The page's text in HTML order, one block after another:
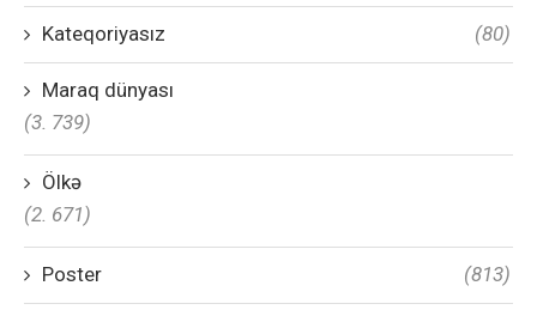
Kateqoriyasız (80)
Maraq dünyası
(3. 739)
Ölkə
(2. 671)
Poster (813)